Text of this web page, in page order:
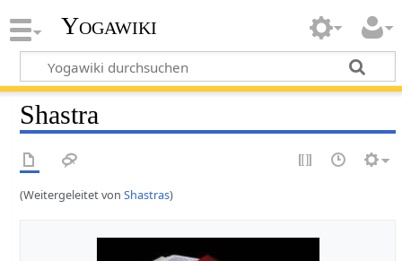
Yogawiki
Shastra
(Weitergeleitet vonShastras)